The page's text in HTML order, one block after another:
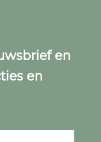
en
en